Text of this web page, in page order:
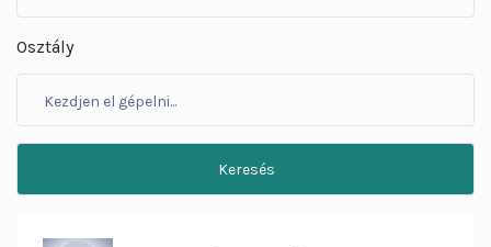
Osztály